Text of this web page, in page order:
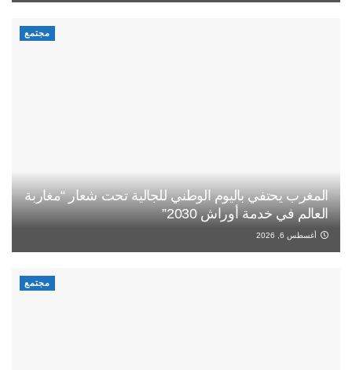
مجتمع
المغرب يحتفي باليوم الوطني للجالية تحت شعار “مغاربة
العالم في خدمة أوراش 2030”
أغسطس 6, 2026
مجتمع